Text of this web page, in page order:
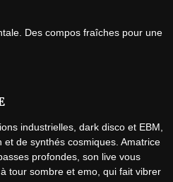
Des compos fraîches pour une
industrielles, dark disco et EBM,
de synthés cosmiques. Amatrice
profondes, son live vous
tour sombre et emo, qui fait vibrer